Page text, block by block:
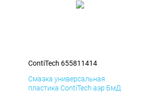
ContiTech 655811414
Смазка универсальная
пластика ContiTech аэр БмД